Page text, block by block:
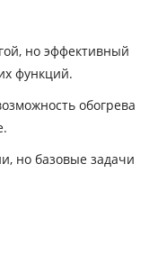
но эффективный
функций.
обогрева
но базовые задачи